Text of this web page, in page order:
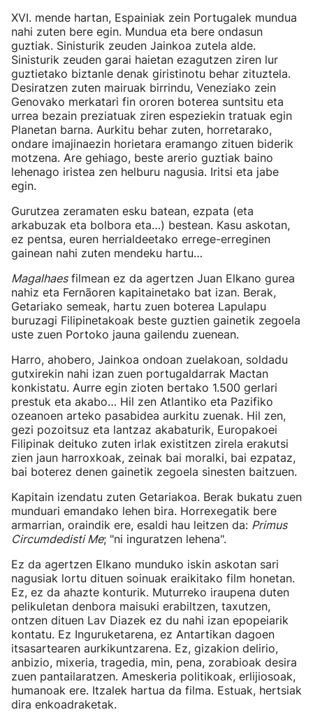
XVI. mende hartan, Espainiak zein Portugalek mundua
nahi zuten bere egin. Mundua eta bere ondasun
guztiak. Sinisturik zeuden Jainkoa zutela alde.
Sinisturik zeuden garai haietan ezagutzen ziren lur
guztietako biztanle denak giristinotu behar zituztela.
Desiratzen zuten mairuak birrindu, Veneziako zein
Genovako merkatari fin ororen boterea suntsitu eta
urrea bezain preziatuak ziren espeziekin tratuak egin
Planetan barna. Aurkitu behar zuten, horretarako,
ondare imajinaezin horietara eramango zituen biderik
motzena. Are gehiago, beste arerio guztiak baino
lehenago iristea zen helburu nagusia. Iritsi eta jabe
egin.
Gurutzea zeramaten esku batean, ezpata (eta
arkabuzak eta bolbora eta…) bestean. Kasu askotan,
ez pentsa, euren herrialdeetako errege-erreginen
gainean nahi zuten mendeku hartu…
Magalhaesfilmean ez da agertzen Juan Elkano gurea
nahiz eta Fernãoren kapitainetako bat izan. Berak,
Getariako semeak, hartu zuen boterea Lapulapu
buruzagi Filipinetakoak beste guztien gainetik zegoela
uste zuen Portoko jauna gailendu zuenean.
Harro, ahobero, Jainkoa ondoan zuelakoan, soldadu
gutxirekin nahi izan zuen portugaldarrak Mactan
konkistatu. Aurre egin zioten bertako 1.500 gerlari
prestuk eta akabo… Hil zen Atlantiko eta Pazifiko
ozeanoen arteko pasabidea aurkitu zuenak. Hil zen,
gezi pozoitsuz eta lantzaz akabaturik, Europakoei
Filipinak deituko zuten irlak existitzen zirela erakutsi
zien jaun harroxkoak, zeinak bai moralki, bai ezpataz,
bai boterez denen gainetik zegoela sinesten baitzuen.
Kapitain izendatu zuten Getariakoa. Berak bukatu zuen
munduari emandako lehen bira. Horrexegatik bere
armarrian, oraindik ere, esaldi hau leitzen da: Primus
Circumdedisti Me; "ni inguratzen lehena".
Ez da agertzen Elkano munduko iskin askotan sari
nagusiak lortu dituen soinuak eraikitako film honetan.
Ez, ez da ahazte konturik. Muturreko iraupena duten
pelikuletan denbora maisuki erabiltzen, taxutzen,
ontzen dituen Lav Diazek ez du nahi izan epopeiarik
kontatu. Ez Inguruketarena, ez Antartikan dagoen
itsasartearen aurkikuntzarena. Ez, gizakion delirio,
anbizio, mixeria, tragedia, min, pena, zorabioak desira
zuen pantailaratzen. Ameskeria politikoak, erlijiosoak,
humanoak ere. Itzalek hartua da filma. Estuak, hertsiak
dira enkoadraketak.